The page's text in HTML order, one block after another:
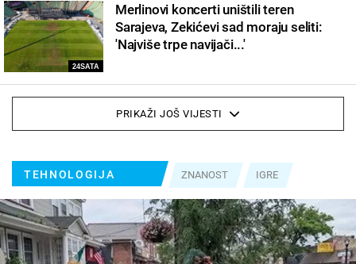
24SATA
Merlinovi koncerti uništili teren
Sarajeva, Zekićevi sad moraju seliti:
'Najviše trpe navijači...'
PRIKAŽI JOŠ VIJESTI
TEHNOLOGIJA ZNANOST IGRE